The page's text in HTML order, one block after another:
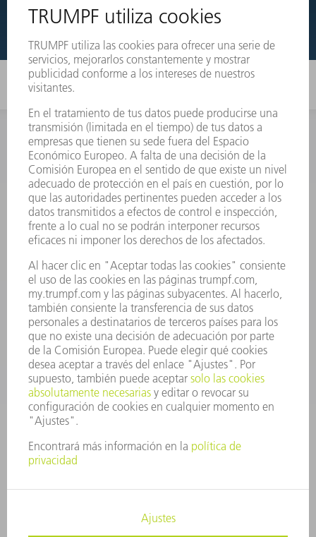
VISTAS DESARROLLADAS
INFORMACIÓN
Preguntas más frecuentes
Condiciones generales de venta
CONTACTO
Departamento de Repuestos
+34 91 657 36 70
Viernes de 8h – 17h
repuestos@es.trumpf.com
CONTACTO
Departamento de Utillaje
+34 91 657 36 69
Lunes a Jueves de 8h – 18h
Viernes de 8h – 17h
utillaje@trumpf.com